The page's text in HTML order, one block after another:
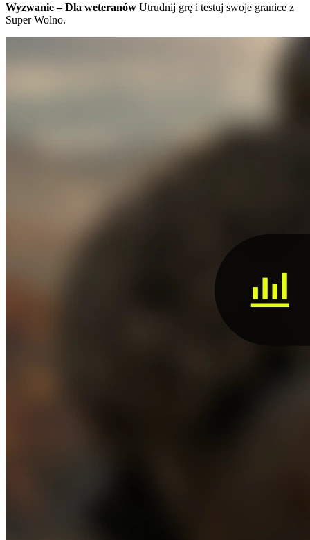
Wyzwanie – Dla weteranów Utrudnij grę i testuj swoje granice z
Super Wolno.